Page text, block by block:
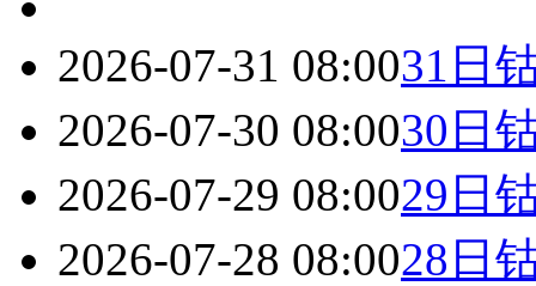
2026-07-31 08:0031日
2026-07-30 08:0030日
2026-07-29 08:0029日
2026-07-28 08:0028日